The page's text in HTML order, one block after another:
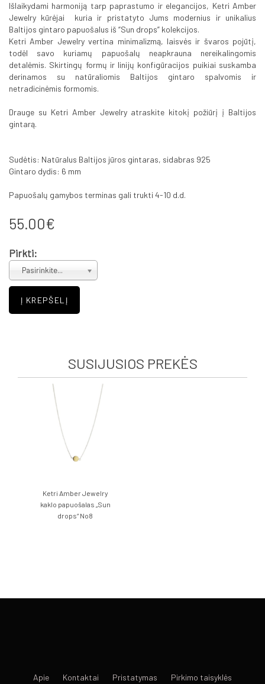
Išlaikydami harmoniją tarp paprastumo ir elegancijos, Ketri Amber
Jewelry kūrėjai kuria ir pristatyto Jums modernius ir unikalius
Baltijos gintaro papuošalus iš “Sun drops” kolekcijos.
Ketri Amber Jewelry vertina minimalizmą, laisvės ir švaros pojūtį,
todėl savo kuriamų papuošalų neapkrauna nereikalingomis
detalėmis. Skirtingų formų ir linijų konfigūracijos puikiai suskamba
derinamos su natūraliomis Baltijos gintaro spalvomis ir
netradicinėmis formomis.
Drauge su Ketri Amber Jewelry atraskite kitokį požiūrį į Baltijos
gintarą.
Sudėtis: Natūralus Baltijos jūros gintaras, sidabras 925
Gintaro dydis: 6 mm
Papuošalų gamybos terminas gali trukti 4-10 d.d.
55.00€
Pirkti:
Pasirinkite...
SUSIJUSIOS PREKĖS
Ketri Amber Jewelry
kaklo papuošalas „Sun
drops“ No8
Apie Kontaktai Pristatymas Pirkimo taisyklės